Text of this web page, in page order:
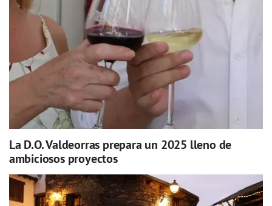
La D.O. Valdeorras prepara un 2025 lleno de
ambiciosos proyectos